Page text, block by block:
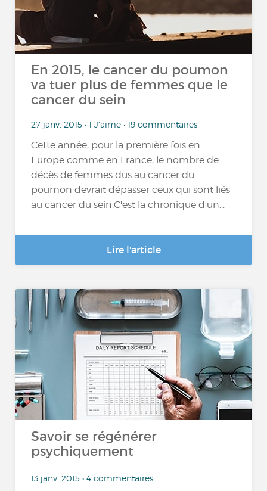
En 2015, le cancer du poumon
va tuer plus de femmes que le
cancer du sein
27 janv. 2015 • 1 J'aime • 19 commentaires
Cette année, pour la première fois en
Europe comme en France, le nombre de
décès de femmes dus au cancer du
poumon devrait dépasser ceux qui sont liés
au cancer du sein.C'est la chronique d'un...
Lire l'article
Savoir se régénérer
psychiquement
13 janv. 2015 • 4 commentaires